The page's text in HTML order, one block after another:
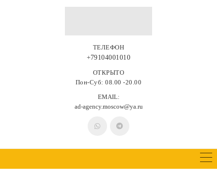
ТЕЛЕФОН
+79104001010
ОТКРЫТО
Пон-Суб: 08.00 -20.00
EMAIL:
ad-agency.moscow@ya.ru